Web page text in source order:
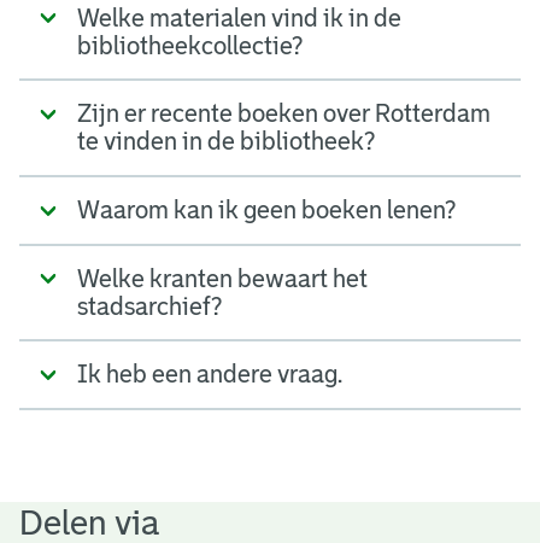
Welke materialen vind ik in de
bibliotheekcollectie?
Zijn er recente boeken over Rotterdam
te vinden in de bibliotheek?
Waarom kan ik geen boeken lenen?
Welke kranten bewaart het
stadsarchief?
Ik heb een andere vraag.
Delen via